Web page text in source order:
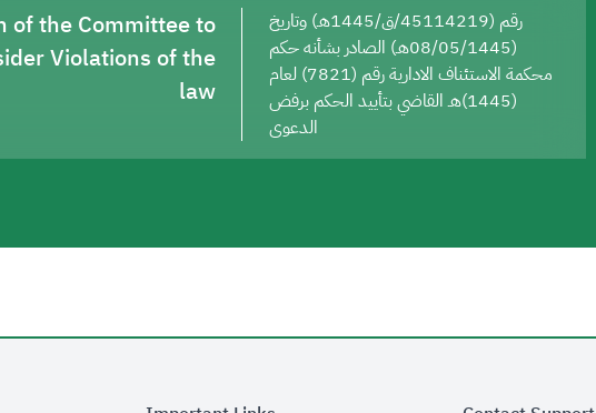
of the Committee to
Violations of the
law
رقم (45114219/ق/1445هـ) وتاريخ
(08/05/1445هـ) الصادر بشأنه حكم
محكمة الاستئناف الادارية رقم (7821) لعام
(1445)هـ القاضي بتأييد الحكم برفض
الدعوى